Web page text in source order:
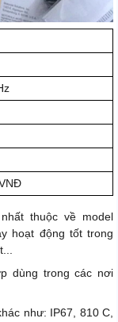
thuộc về model
hoạt động tốt trong
dùng trong các nơi
như: IP67, 810 C,